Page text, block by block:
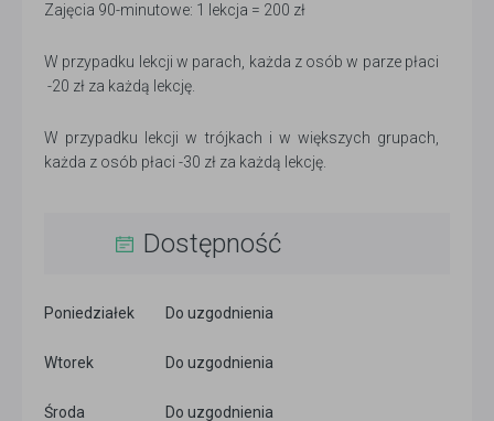
Zajęcia 90-minutowe: 1 lekcja = 200 zł
W przypadku lekcji w parach, każda z osób w parze płaci
-20 zł za każdą lekcję.
W przypadku lekcji w trójkach i w większych grupach,
każda z osób płaci -30 zł za każdą lekcję.
Dostępność
Poniedziałek Do uzgodnienia
Wtorek Do uzgodnienia
Środa Do uzgodnienia